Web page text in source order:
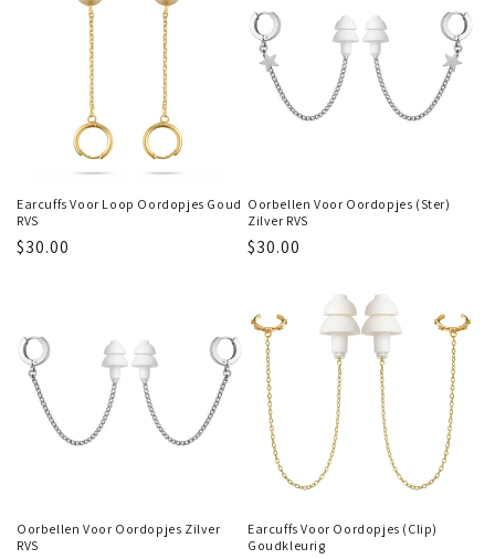
Earcuffs Voor Loop Oordopjes Goud
RVS
Regular
$30.00
Oorbellen Voor Oordopjes (Ster)
Zilver RVS
Regular
$30.00
Oorbellen Voor Oordopjes Zilver
RVS
Earcuffs Voor Oordopjes (Clip)
Goudkleurig